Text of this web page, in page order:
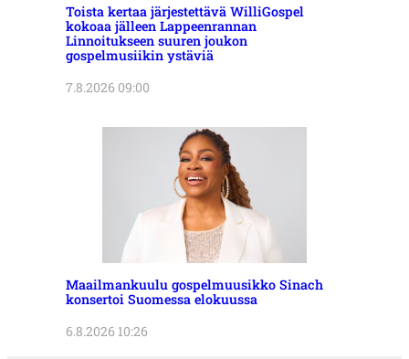
Toista kertaa järjestettävä WilliGospel
kokoaa jälleen Lappeenrannan
Linnoitukseen suuren joukon
gospelmusiikin ystäviä
7.8.2026 09:00
Maailmankuulu gospelmuusikko Sinach
konsertoi Suomessa elokuussa
6.8.2026 10:26